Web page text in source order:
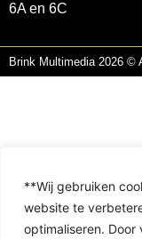
**Wij gebruiken
website te
optimaliseren.
6A en 6C
Brink Multimedia 2026 ©